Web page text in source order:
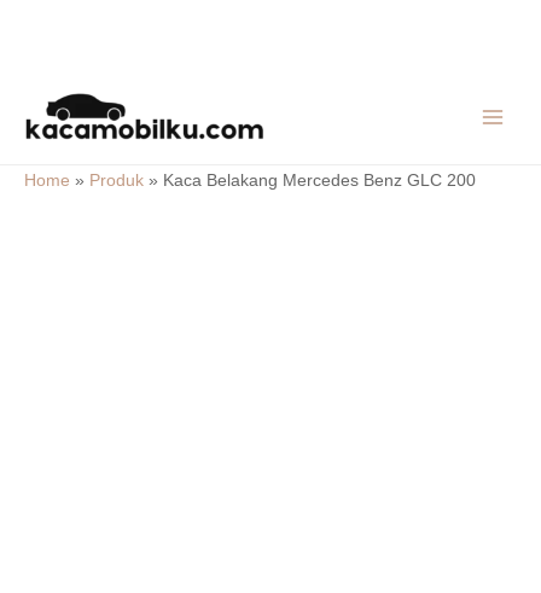
content
Home » Produk » Kaca Belakang Mercedes Benz GLC 200